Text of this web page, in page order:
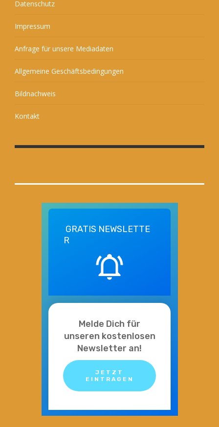
Datenschutz
Impressum
Anfrage für unsere Mediadaten
Allgemeine Geschäftsbedingungen
Bildnachweis
Kontakt
GRATIS NEWSLETTE
R
Melde Dich für
unseren kostenlosen
Newsletter an!
JETZT
EINTRAGEN